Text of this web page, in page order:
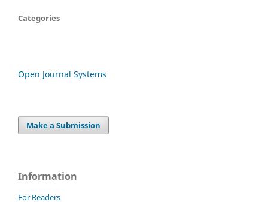
Categories
Open Journal Systems
Make a Submission
Information
For Readers